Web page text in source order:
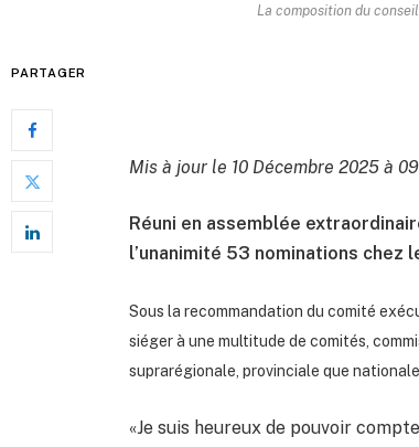
La composition du
PARTAGER
Mis à jour le 10 Décembre 2025 à
Réuni en assemblée
l’unanimité 53 nominations chez
Sous la recommandation du comité
siéger à une multitude de comités,
suprarégionale, provinciale que
«Je suis heureux de pouvoir